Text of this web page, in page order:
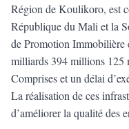
Région de Koulikoro, est
République du Mali et la
de Promotion Immobilière
milliards 394 millions 125
Comprises et un délai
La réalisation de ces
d’améliorer la qualité des